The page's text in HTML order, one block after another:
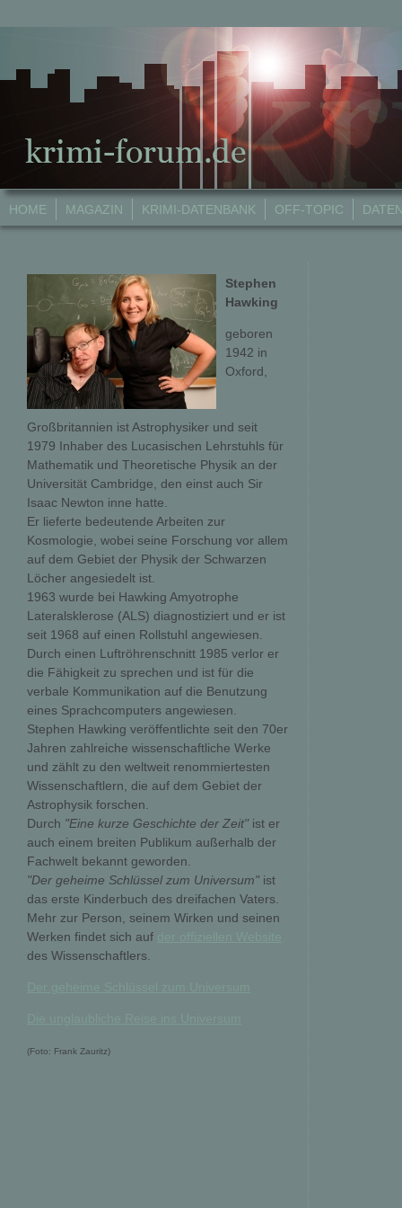
HOME MAGAZIN KRIMI-DATENBANK OFF-TOPIC
Stephen
Hawking
geboren
1942 in
Oxford,
Großbritannien ist Astrophysiker und seit
1979 Inhaber des Lucasischen Lehrstuhls für
Mathematik und Theoretische Physik an der
Universität Cambridge, den einst auch Sir
Isaac Newton inne hatte.
Er lieferte bedeutende Arbeiten zur
Kosmologie, wobei seine Forschung vor allem
auf dem Gebiet der Physik der Schwarzen
Löcher angesiedelt ist.
1963 wurde bei Hawking Amyotrophe
Lateralsklerose (ALS) diagnostiziert und er ist
seit 1968 auf einen Rollstuhl angewiesen.
Durch einen Luftröhrenschnitt 1985 verlor er
die Fähigkeit zu sprechen und ist für die
verbale Kommunikation auf die Benutzung
eines Sprachcomputers angewiesen.
Stephen Hawking veröffentlichte seit den 70er
Jahren zahlreiche wissenschaftliche Werke
und zählt zu den weltweit renommiertesten
Wissenschaftlern, die auf dem Gebiet der
Astrophysik forschen.
Durch "Eine kurze Geschichte der Zeit"ist er
auch einem breiten Publikum außerhalb der
Fachwelt bekannt geworden.
"Der geheime Schlüssel zum Universum"ist
das erste Kinderbuch des dreifachen Vaters.
Mehr zur Person, seinem Wirken und seinen
Werken findet sich auf
des Wissenschaftlers.
Die unglaubliche Reise ins Universum
(Foto: Frank Zauritz)